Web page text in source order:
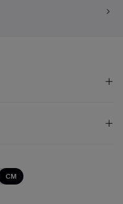
CM